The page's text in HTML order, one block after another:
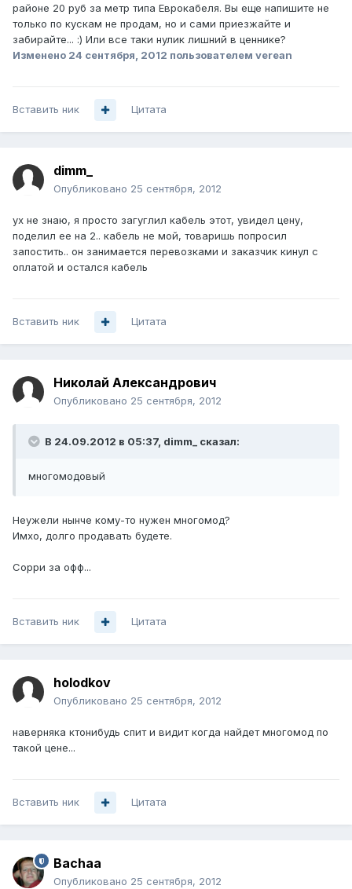
районе 20 руб за метр типа Еврокабеля. Вы еще напишите не
только по кускам не продам, но и сами приезжайте и
забирайте... :) Или все таки нулик лишний в ценнике?
Изменено 24 сентября, 2012 пользователем verean
Вставить ник Цитата
dimm_
Опубликовано 25 сентября, 2012
ух не знаю, я просто загуглил кабель этот, увидел цену,
поделил ее на 2.. кабель не мой, товаришь попросил
запостить.. он занимается перевозками и заказчик кинул с
оплатой и остался кабель
Вставить ник Цитата
Николай Александрович
Опубликовано 25 сентября, 2012
В 24.09.2012 в 05:37, dimm_ сказал:
многомодовый
Неужели нынче кому-то нужен многомод?
Имхо, долго продавать будете.
Сорри за офф...
Вставить ник Цитата
holodkov
Опубликовано 25 сентября, 2012
наверняка ктонибудь спит и видит когда найдет многомод по
такой цене...
Вставить ник Цитата
Bachaa
Опубликовано 25 сентября, 2012